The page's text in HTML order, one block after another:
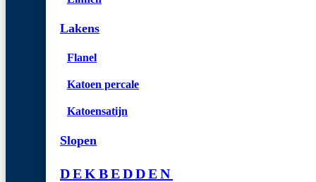
Lakens
Flanel
Katoen percale
Katoensatijn
Slopen
DEKBEDDEN